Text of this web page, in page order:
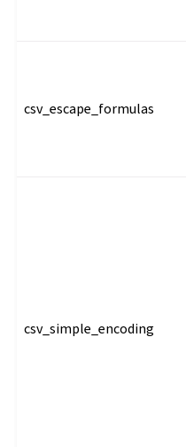
csv_escape_formulas
csv_simple_encoding